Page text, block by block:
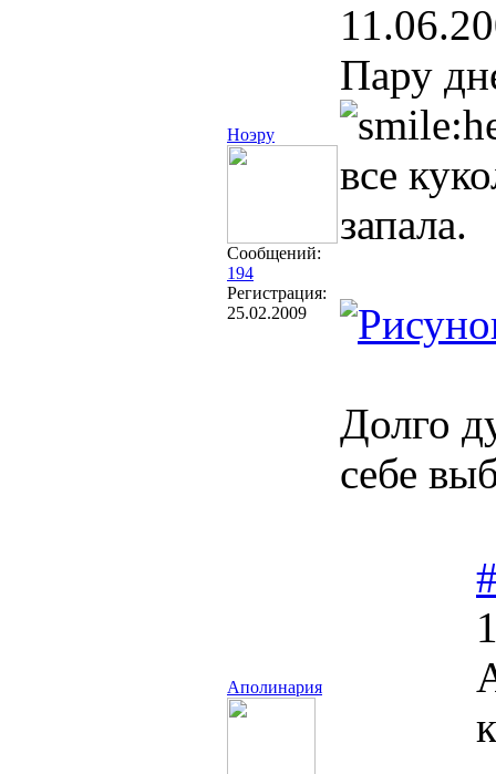
Ноэру
Сообщений:
194
Регистрация:
25.02.2009
Пару
все
запала.
Долго
себе
Аполинария